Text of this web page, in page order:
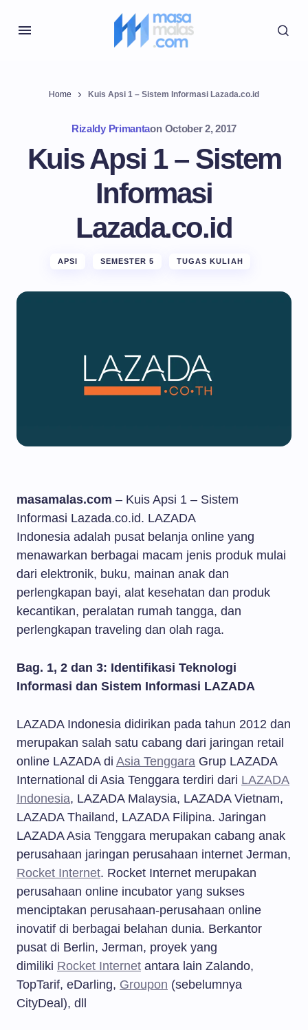
Home Kuis Apsi 1 – Sistem Informasi Lazada.co.id
Rizaldy Primantaon October 2, 2017
Kuis Apsi 1 – Sistem
Informasi
Lazada.co.id
APSI SEMESTER 5 TUGAS KULIAH
masamalas.com – Kuis Apsi 1 – Sistem
Informasi Lazada.co.id. LAZADA
Indonesia adalah pusat belanja online yang
menawarkan berbagai macam jenis produk mulai
dari elektronik, buku, mainan anak dan
perlengkapan bayi, alat kesehatan dan produk
kecantikan, peralatan rumah tangga, dan
perlengkapan traveling dan olah raga.
Bag. 1, 2 dan 3: Identifikasi Teknologi
Informasi dan Sistem Informasi LAZADA
LAZADA Indonesia didirikan pada tahun 2012 dan
merupakan salah satu cabang dari jaringan retail
online LAZADA di Asia Tenggara Grup LAZADA
International di Asia Tenggara terdiri dari LAZADA
Indonesia, LAZADA Malaysia, LAZADA Vietnam,
LAZADA Thailand, LAZADA Filipina. Jaringan
LAZADA Asia Tenggara merupakan cabang anak
perusahaan jaringan perusahaan internet Jerman,
Rocket Internet. Rocket Internet merupakan
perusahaan online incubator yang sukses
menciptakan perusahaan-perusahaan online
inovatif di berbagai belahan dunia. Berkantor
pusat di Berlin, Jerman, proyek yang
dimiliki Rocket Internet antara lain Zalando,
TopTarif, eDarling, Groupon (sebelumnya
CityDeal), dll